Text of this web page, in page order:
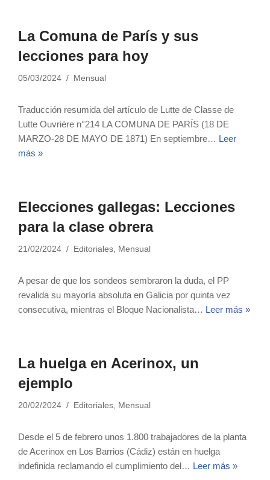
La Comuna de París y sus
lecciones para hoy
05/03/2024 Mensual
Traducción resumida del artículo de Lutte de Classe de
Lutte Ouvrière n°214 LA COMUNA DE PARÍS (18 DE
MARZO-28 DE MAYO DE 1871) En septiembre… Leer
más »
Elecciones gallegas: Lecciones
para la clase obrera
21/02/2024 Editoriales, Mensual
A pesar de que los sondeos sembraron la duda, el PP
revalida su mayoría absoluta en Galicia por quinta vez
consecutiva, mientras el Bloque Nacionalista… Leer más »
La huelga en Acerinox, un
ejemplo
20/02/2024 Editoriales, Mensual
Desde el 5 de febrero unos 1.800 trabajadores de la planta
de Acerinox en Los Barrios (Cádiz) están en huelga
indefinida reclamando el cumplimiento del… Leer más »